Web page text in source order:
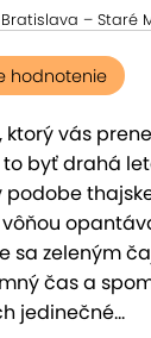
Bratislava – Staré
hodnotenie
vás
to byť drahá
podobe
sa zeleným
čas a
jedinečné...